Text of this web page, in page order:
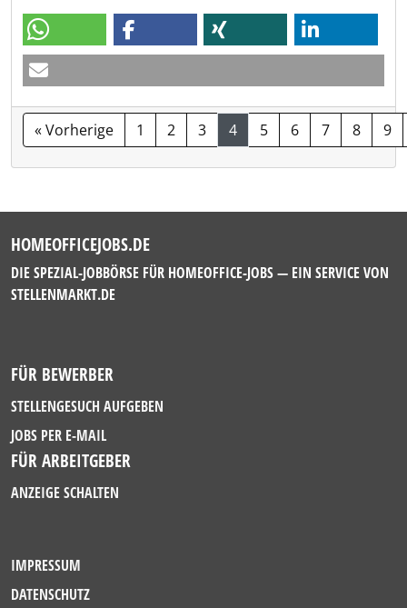
« Vorherige 1 2 3 4 5 6 7 8 9
HOMEOFFICEJOBS.DE
DIE SPEZIAL-JOBBÖRSE FÜR HOMEOFFICE-JOBS — EIN SERVICE VON
STELLENMARKT.DE
FÜR BEWERBER
STELLENGESUCH AUFGEBEN
JOBS PER E-MAIL
FÜR ARBEITGEBER
ANZEIGE SCHALTEN
IMPRESSUM
DATENSCHUTZ